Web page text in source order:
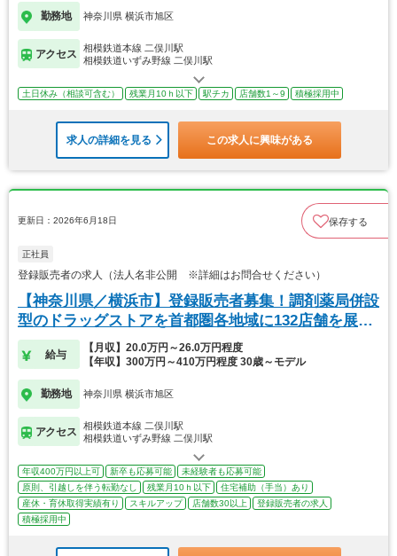
勤務地 神奈川県 横浜市旭区
アクセス
相模鉄道本線 二俣川駅
相模鉄道いずみ野線 二俣川駅
土日休み（相談可含む） 残業月10ｈ以下 駅チカ 店舗数1～9 積極採用中
求人の詳細を見る この求人に興味がある
更新日：2026年6月18日 保存する
正社員
登録販売者の求人（法人名非公開 ※詳細はお問合せください）
【神奈川県／横浜市】登録販売者募集！調剤薬局併設
型のドラッグストアを首都圏各地域に132店舗を展
開！
給与
【月収】20.0万円～26.0万円程度
【年収】300万円～410万円程度 30歳～モデル
勤務地 神奈川県 横浜市旭区
アクセス
相模鉄道本線 二俣川駅
相模鉄道いずみ野線 二俣川駅
年収400万円以上可 新卒も応募可能
未経験者も応募可能
原則、引越しを伴う転勤なし
残業月10ｈ以下
住宅補助（手当）あり
産休・育休取得実績有り
スキルアップ 店舗数30以上
登録販売者の求人
積極採用中